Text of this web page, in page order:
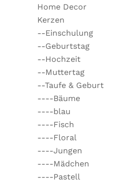
Home Decor
Kerzen
--Einschulung
--Geburtstag
--Hochzeit
--Muttertag
--Taufe & Geburt
----Bäume
----blau
----Fisch
----Floral
----Jungen
----Mädchen
----Pastell